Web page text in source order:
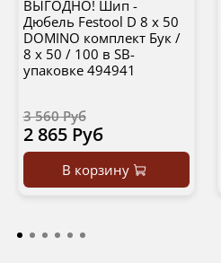
ВЫГОДНО! Шип -
Дюбель Festool D 8 x 50
DOMINO комплект Бук /
8 x 50 / 100 в SB-
упаковке 494941
3 560 Руб
2 865 Руб
В корзину